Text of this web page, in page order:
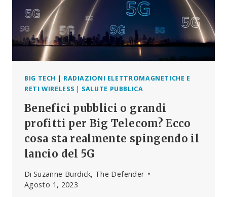
BIG TECH | RADIAZIONI ELETTROMAGNETICHE E
RETI WIRELESS | SALUTE PUBBLICA
Benefici pubblici o grandi
profitti per Big Telecom? Ecco
cosa sta realmente spingendo il
lancio del 5G
Di Suzanne Burdick, The Defender
Agosto 1, 2023